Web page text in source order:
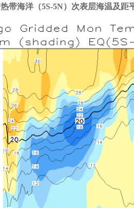
热带海洋（5S-5N）次表层海温及距